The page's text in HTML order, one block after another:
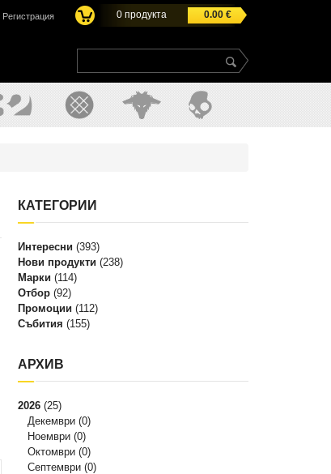
Регистрация 0 продукта 0.00€
КАТЕГОРИИ
Интересни (393)
Нови продукти (238)
Марки (114)
Отбор (92)
Промоции (112)
Събития (155)
АРХИВ
2026 (25)
Декември (0)
Ноември (0)
Октомври (0)
Септември (0)